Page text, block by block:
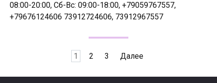
08:00-20:00, Сб-Вс: 09:00-18:00, +79059767557,
+79676124606 73912724606, 73912967557
1 2 3 Далее